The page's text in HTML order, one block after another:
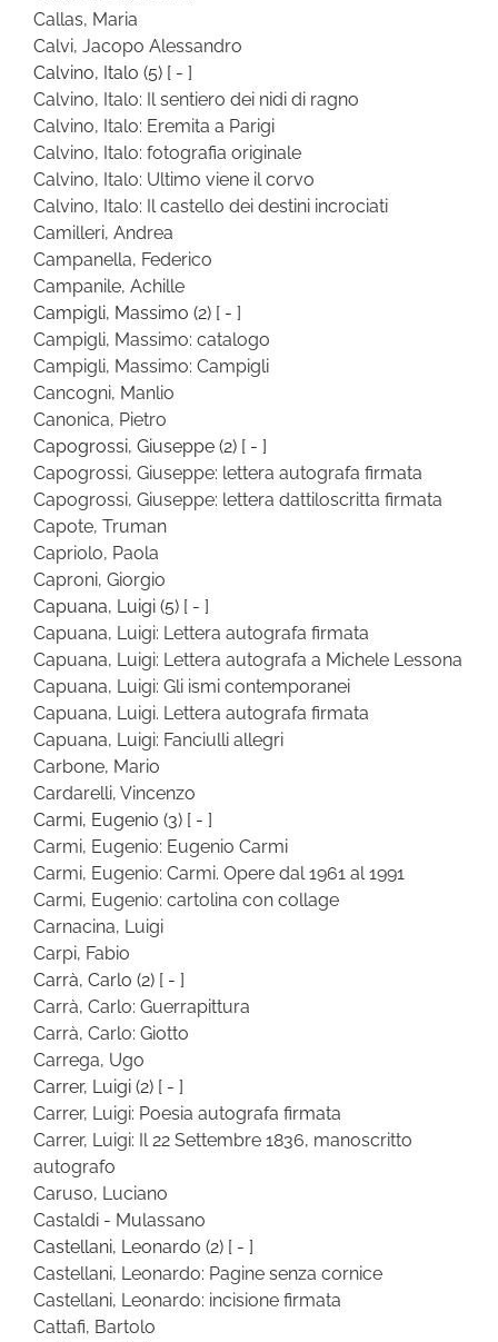
Callas, Maria
Calvi, Jacopo Alessandro
Calvino, Italo (5) [ - ]
Calvino, Italo: Il sentiero dei nidi di ragno
Calvino, Italo: Eremita a Parigi
Calvino, Italo: fotografia originale
Calvino, Italo: Ultimo viene il corvo
Calvino, Italo: Il castello dei destini incrociati
Camilleri, Andrea
Campanella, Federico
Campanile, Achille
Campigli, Massimo (2) [ - ]
Campigli, Massimo: catalogo
Campigli, Massimo: Campigli
Cancogni, Manlio
Canonica, Pietro
Capogrossi, Giuseppe (2) [ - ]
Capogrossi, Giuseppe: lettera autografa firmata
Capogrossi, Giuseppe: lettera dattiloscritta firmata
Capote, Truman
Capriolo, Paola
Caproni, Giorgio
Capuana, Luigi (5) [ - ]
Capuana, Luigi: Lettera autografa firmata
Capuana, Luigi: Lettera autografa a Michele Lessona
Capuana, Luigi: Gli ismi contemporanei
Capuana, Luigi. Lettera autografa firmata
Capuana, Luigi: Fanciulli allegri
Carbone, Mario
Cardarelli, Vincenzo
Carmi, Eugenio (3) [ - ]
Carmi, Eugenio: Eugenio Carmi
Carmi, Eugenio: Carmi. Opere dal 1961 al 1991
Carmi, Eugenio: cartolina con collage
Carnacina, Luigi
Carpi, Fabio
Carrà, Carlo (2) [ - ]
Carrà, Carlo: Guerrapittura
Carrà, Carlo: Giotto
Carrega, Ugo
Carrer, Luigi (2) [ - ]
Carrer, Luigi: Poesia autografa firmata
Carrer, Luigi: Il 22 Settembre 1836, manoscritto
autografo
Caruso, Luciano
Castaldi - Mulassano
Castellani, Leonardo (2) [ - ]
Castellani, Leonardo: Pagine senza cornice
Castellani, Leonardo: incisione firmata
Cattafi, Bartolo